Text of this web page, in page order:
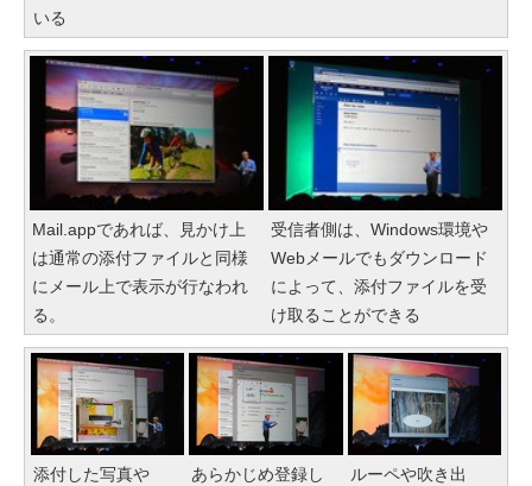
いる
Mail.appであれば、見かけ上
は通常の添付ファイルと同様
にメール上で表示が行なわれ
る。
受信者側は、Windows環境や
Webメールでもダウンロード
によって、添付ファイルを受
け取ることができる
添付した写真や
あらかじめ登録し
ルーペや吹き出